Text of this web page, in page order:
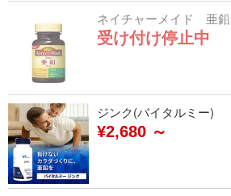
ネイチャーメイド 亜鉛
受け付け停止中
ジンク(バイタルミー)
¥2,680 ～